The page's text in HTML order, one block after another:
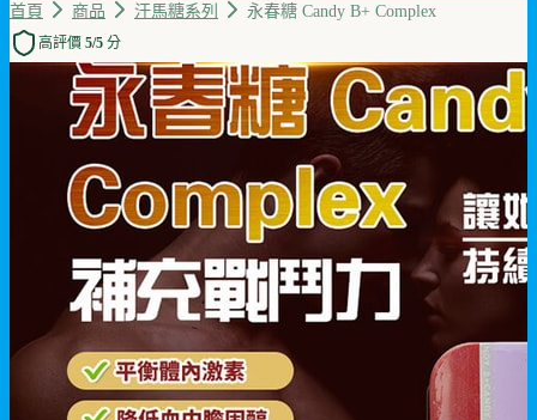
首頁 商品 汗馬糖系列 永春糖 Candy B+ Complex
高評價 5/5 分